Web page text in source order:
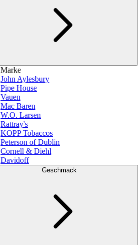
Marke
John Aylesbury
Pipe House
Vauen
Mac Baren
W.O. Larsen
Rattray's
KOPP Tobaccos
Peterson of Dublin
Cornell & Diehl
Davidoff
Geschmack